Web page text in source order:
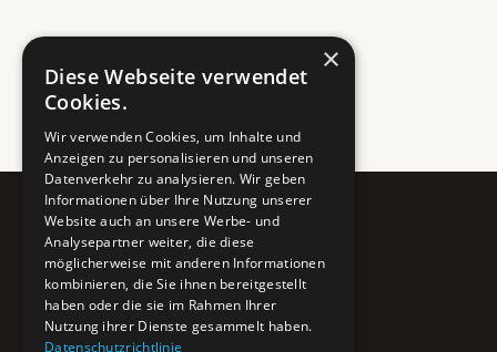
Pure BiH
Authentisches Bosnien & Herzegowina
Ein Teil des BTP Reise-Netzwerks.
×
Diese Webseite verwendet
Cookies.
Wir verwenden Cookies, um Inhalte und
Anzeigen zu personalisieren und unseren
Datenverkehr zu analysieren. Wir geben
Informationen über Ihre Nutzung unserer
Website auch an unsere Werbe- und
Analysepartner weiter, die diese
möglicherweise mit anderen Informationen
kombinieren, die Sie ihnen bereitgestellt
haben oder die sie im Rahmen Ihrer
Nutzung ihrer Dienste gesammelt haben.
Datenschutzrichtlinie